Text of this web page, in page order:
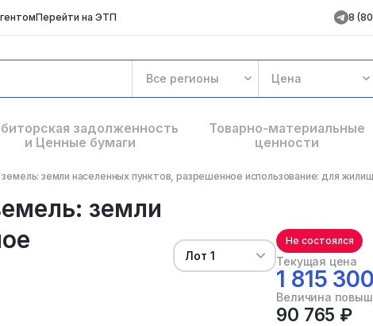
Перейти на ЭТП 8
Все регионы Цена
задолженность
и Ценные бумаги
Товарно-материальные
ценности
земли населенных пунктов, разрешенное использование: для
земли
Лот 1
Не состоялся
Текущая цена
1 815
Величина
90 765 ₽